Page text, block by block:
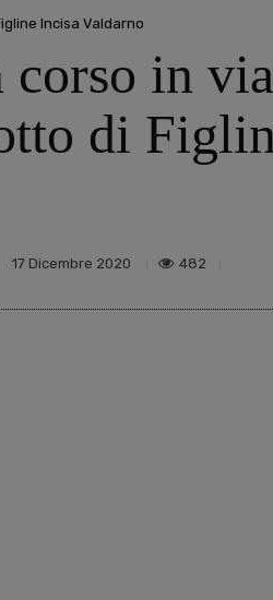
Incisa Valdarno
in
di
17 Dicembre 2020 482